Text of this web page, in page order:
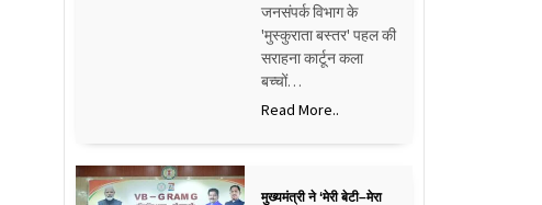
जनसंपर्क विभाग के
'मुस्कुराता बस्तर' पहल की
सराहना कार्टून कला
बच्चों…
Read More..
मुख्यमंत्री ने ‘मेरी बेटी–मेरा